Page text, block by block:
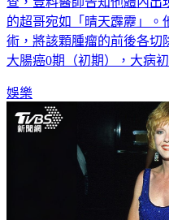
的超哥宛如「晴天霹靂」。
術，將該顆腫瘤的前後各切
大腸癌0期（初期），大病
娛樂